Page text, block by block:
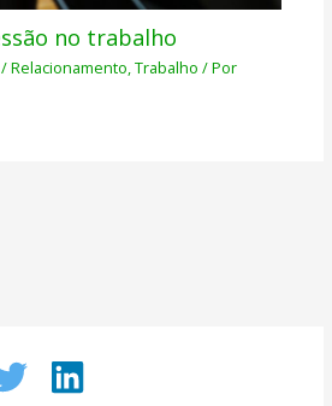
no trabalho
/Relacionamento,Trabalho / Por